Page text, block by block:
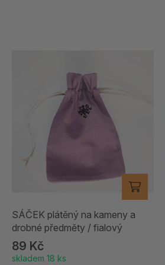
SÁČEK plátěný na kameny a
drobné předměty / fialový
89 Kč
skladem 18 ks